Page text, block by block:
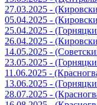
27.03.2025 -
05.04.2025 -
25.04.2025 -
26.04.2025 -
14.05.2025 -
23.05.2025 -
11.06.2025 -
13.06.2025 -
28.07.2025 -